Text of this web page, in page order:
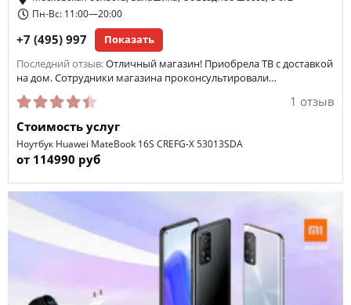
Пн-Вс: 11:00—20:00
+7 (495) 997 Показать
Последний отзыв: Отличный магазин! Приобрела ТВ с доставкой
на дом. Сотрудники магазина проконсультировали…
1 отзыв
Стоимость услуг
Ноутбук Huawei MateBook 16S CREFG-X 53013SDA
от 114990 руб